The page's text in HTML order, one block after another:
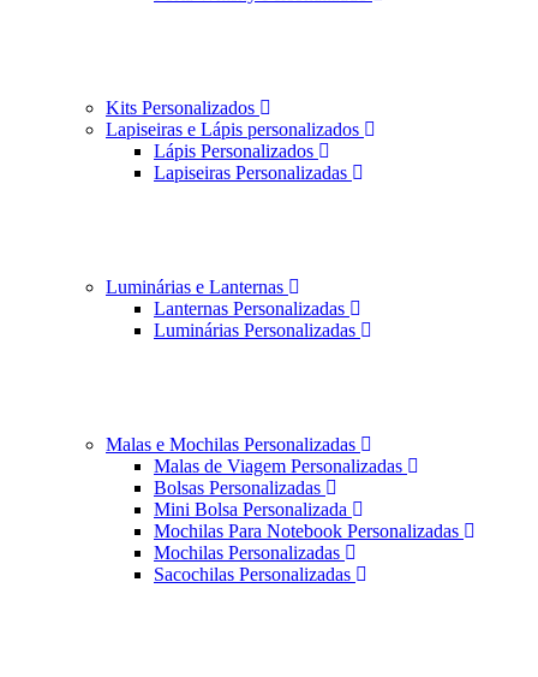
Kits Personalizados
Lapiseiras e Lápis personalizados
Lápis Personalizados
Lapiseiras Personalizadas
Luminárias e Lanternas
Lanternas Personalizadas
Luminárias Personalizadas
Malas e Mochilas Personalizadas
Malas de Viagem Personalizadas
Bolsas Personalizadas
Mini Bolsa Personalizada
Mochilas Para Notebook Personalizadas
Mochilas Personalizadas
Sacochilas Personalizadas